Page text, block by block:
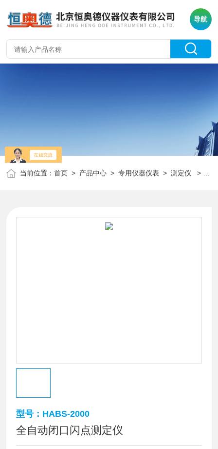
导航
当前位置：首页 > 产品中心 >专用仪器仪表 >测定仪 > HABS-2000全自动闭口闪点测定仪
型号：HABS-2000
全自动闭口闪点测定仪